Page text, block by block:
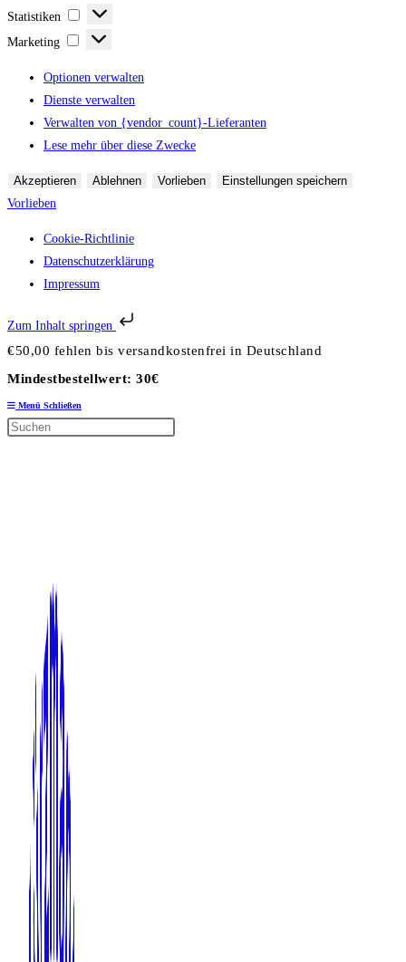
Statistiken Statistiken
Marketing Marketing
Optionen verwalten
Dienste verwalten
Verwalten von {vendor_count}-Lieferanten
Lese mehr über diese Zwecke
Akzeptieren Ablehnen Vorlieben
Einstellungen speichern
Vorlieben
Cookie-Richtlinie
Datenschutzerklärung
Impressum
Zum Inhalt springen
Zum Inhalt springen
€50,00 fehlen bis versandkostenfrei in Deutschland
Mindestbestellwert: 30€
Menü Schließen
Diese Website durchsuchen